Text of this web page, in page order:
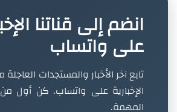
انضم إلى قناتنا
على واتساب
تابع آخر الأخبار والمستجدات العاجلة
الإخبارية على واتساب. كن أول
المهمة.